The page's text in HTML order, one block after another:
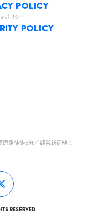
POLICY
ポリシー
POLICY
駅徒歩5分／都営新宿線：
Reserved